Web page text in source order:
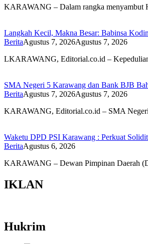
KARAWANG – Dalam rangka
Langkah Kecil, Makna Besar: Babinsa
BeritaAgustus 7, 2026Agustus 7, 2026
LKARAWANG, Editorial.co.id –
SMA Negeri 5 Karawang dan Bank BJB
BeritaAgustus 7, 2026Agustus 7, 2026
KARAWANG, Editorial.co.id – SMA
Waketu DPD PSI Karawang : Perkuat
BeritaAgustus 6, 2026
KARAWANG – Dewan Pimpinan Daerah
IKLAN
Hukrim